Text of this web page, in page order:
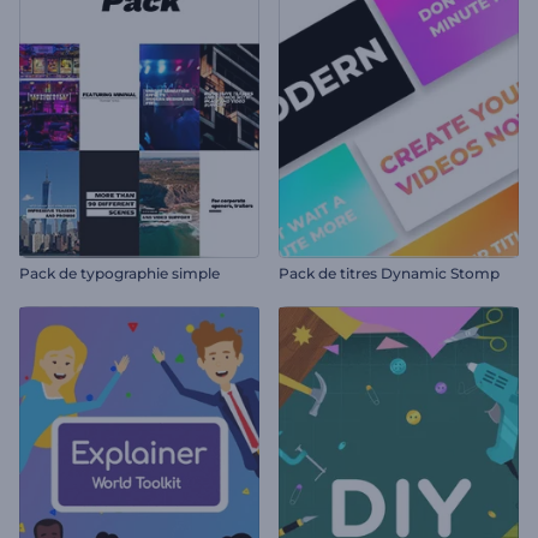
Pack de typographie simple Pack de titres Dynamic Stomp